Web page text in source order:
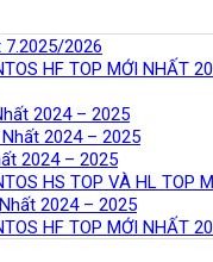
7.2025/2026
HF TOP MỚI NHẤT
2024 – 2025
2024 – 2025
2024 – 2025
HS TOP VÀ HL TOP
2024 – 2025
HF TOP MỚI NHẤT